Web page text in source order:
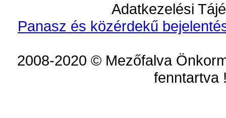
Adatkezelési
Panasz és közérdekű
2008-2020 © Mezőfalva
fenntartva